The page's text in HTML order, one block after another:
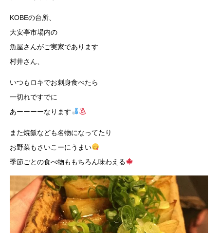
KOBEの台所、
大安亭市場内の
魚屋さんがご実家であります
村井さん、
いつもロキでお刺身食べたら
一切れですでに
あーーーーなります
また焼飯なども名物になってたり
お野菜もさいこーにうまい
季節ごとの食べ物ももちろん味わえる